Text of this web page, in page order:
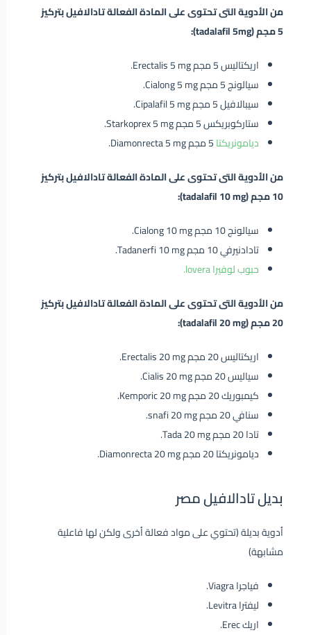
من الأدوية التى تحتوى على المادة الفعالة تادالافيل بتركيز
5 مجم (tadalafil 5mg):
اريكتاليس 5 مجم Erectalis 5 mg.
سيالونج 5 مجم Cialong 5 mg.
سيبالافيل 5 مجم Cipalafil 5 mg.
ستاركوبريكس 5 مجم Starkoprex 5 mg.
ديامونريكتا
من الأدوية التى تحتوى على المادة الفعالة تادالافيل بتركيز
10 مجم (tadalafil 10 mg):
سيالونج 10 مجم Cialong 10 mg.
تادادنيرفي 10 مجم Tadanerfi 10 mg.
حبوب لوفيرا lovera.
من الأدوية التى تحتوى على المادة الفعالة تادالافيل بتركيز
20 مجم (tadalafil 20 mg):
اريكتاليس 20 مجم Erectalis 20 mg.
سياليس 20 مجم Cialis 20 mg.
كيمبوريك 20 مجم Kemporic 20 mg.
سنافي 20 مجم snafi 20 mg.
تادا 20 مجم Tada 20 mg.
ديامونريكتا 20 مجم Diamonrecta 20 mg.
بديل تادالافيل مصر
أدوية بديلة (تحتوي على مواد فعالة أخرى ولكن لها فاعلية
مشابهة)
فياجرا Viagra.
ليفترا Levitra.
اريك Erec.